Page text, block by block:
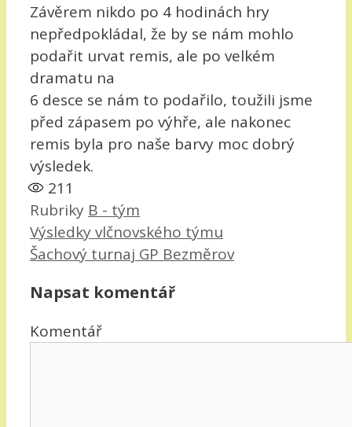
Závěrem nikdo po 4 hodinách hry
nepředpokládal, že by se nám mohlo
podařit urvat remis, ale po velkém
dramatu na
6 desce se nám to podařilo, toužili jsme
před zápasem po výhře, ale nakonec
remis byla pro naše barvy moc dobrý
výsledek.
211
Rubriky B - tým
Výsledky vlčnovského týmu
Šachový turnaj GP Bezměrov
Napsat komentář
Komentář